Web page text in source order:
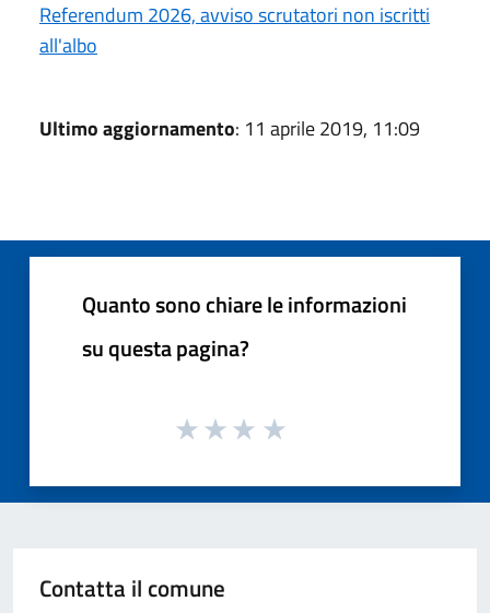
Referendum 2026, avviso scrutatori non iscritti
all'albo
Ultimo aggiornamento: 11 aprile 2019, 11:09
Quanto sono chiare le informazioni
su questa pagina?
Contatta il comune